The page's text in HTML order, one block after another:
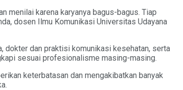
menilai karena karyanya bagus-bagus. Tiap
dosen Ilmu Komunikasi Universitas Udayana
dokter dan praktisi komunikasi kesehatan, serta
sesuai profesionalisme masing-masing.
keterbatasan dan mengakibatkan banyak